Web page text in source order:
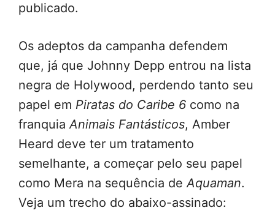
publicado.
Os adeptos da campanha defendem
que, já que Johnny Depp entrou na lista
negra de Holywood, perdendo tanto seu
papel em Piratas do Caribe 6 como na
franquiaAnimais Fantásticos, Amber
Heard deve ter um tratamento
semelhante, a começar pelo seu papel
como Mera na sequência deAquaman.
Veja um trecho do abaixo-assinado: